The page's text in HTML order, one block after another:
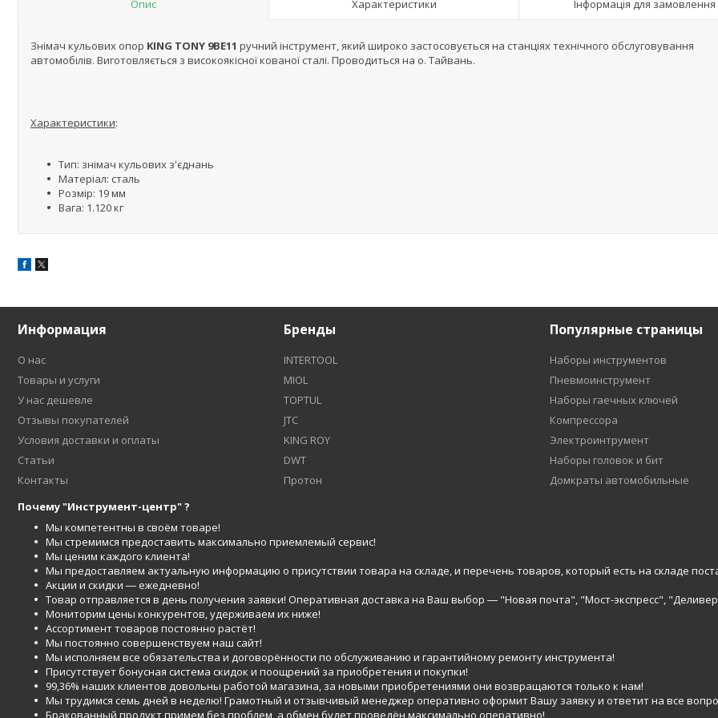
Опис Характеристики Інформація для замовлення
Знімач кульових опор KING TONY 9BE11 ручний інструмент, який широко застосовується на станціях технічного обслуговування
автомобілів. Виготовляється з високоякісної кованої сталі. Проводиться на о. Тайвань.
Характеристики:
Тип: знімач кульових з'єднань
Матеріал: сталь
Розмір: 19 мм
Вага: 1.120 кг
Информация
О нас
Товары и услуги
У нас дешевле
Отзывы покупателей
Условия доставки и оплаты
Статьи
Контакты
Бренды
INTERTOOL
MIOL
TOPTUL
JTC
KING ROY
DWT
Протон
Популярные страницы
Наборы инструментов
Пневмоинструмент
Наборы гаечных ключей
Компрессора
Электроинтрумент
Наборы головок и бит
Домкраты автомобильные
Почему "Инструмент-центр" ?
Мы компетентны в своём товаре!
Мы стремимся предоставить максимально приемлемый сервис!
Мы ценим каждого клиента!
Мы предоставляем актуальную информацию о присутствии товара на складе, и перечень товаров, который есть на складе
Акции и скидки ― ежедневно!
Товар отправляется в день получения заявки! Оперативная доставка на Ваш выбор ― "Новая почта", "Мост-экспресс",
Мониторим цены конкурентов, удерживаем их ниже!
Ассортимент товаров постоянно растёт!
Мы постоянно совершенствуем наш сайт!
Мы исполняем все обязательства и договорённости по обслуживанию и гарантийному ремонту инструмента!
Присутствует бонусная система скидок и поощрений за приобретения и покупки!
99,36% наших клиентов довольны работой магазина, за новыми приобретениями они возвращаются только к нам!
Мы трудимся семь дней в неделю! Грамотный и отзывчивый менеджер оперативно оформит Вашу заявку и ответит на все
Бракованный продукт примем без проблем, а обмен будет проведён максимально оперативно!